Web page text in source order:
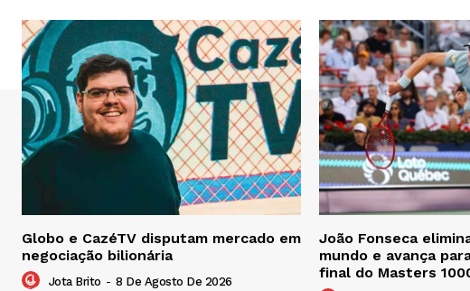
Globo e CazéTV disputam mercado em
negociação bilionária
Jota Brito - 8 De Agosto De 2026
João Fonseca
mundo e avança
final do Masters